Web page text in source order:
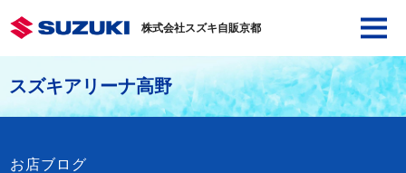
株式会社スズキ自販京都
スズキアリーナ高野
お店ブログ